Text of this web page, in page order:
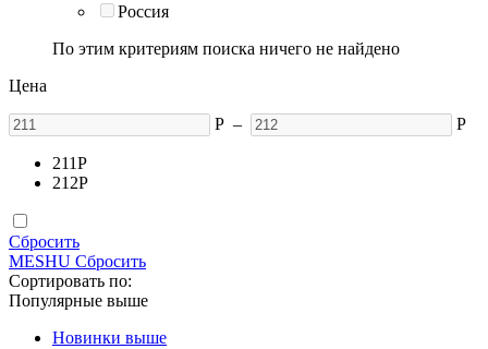
Россия
По этим критериям поиска ничего не найдено
Цена
Р – Р
211Р
212Р
Сбросить
MESHU Сбросить
Сортировать по:
Популярные выше
Новинки выше